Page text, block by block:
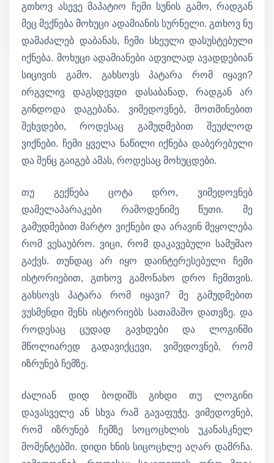
გთხოვ ასევე მაპატიო ჩემი სუნის გამო, რადგან
მეც მექნება მოხუცი ადამიანის სურნელი. გთხოვ ნუ
დამაძალებ დაბანას, ჩემი სხეული დასუსტებული
იქნება. მოხუცი ადამიანები ადვილად ავადდებიან
სიცივის გამო. გახსოვს პატარა რომ იყავი?
ირგვლივ დაგსდევდი დასაბანად, რადგან არ
გინდოდა დაგებანა. ვიმედოვნებ, მოთმინებით
შეხვდები, როდესაც გამუდმებით შეუძლოდ
ვიქნები. ჩემი ყველა ნაწილი იქნება დაბერებული
და შენც გაიგებ ამას, როდესაც მოხუცდები.
თუ გექნება ცოტა დრო, ვიმედოვნებ
დამელაპარაკები რამოდენიმე წუთი. მე
გამუდმებით მარტო ვიქნები და არავინ მეყოლება
რომ ვესაუბრო. ვიცი, რომ დაკავებული სამუშაო
გაქვს. თუნდაც არ იყო დაინტერესებული ჩემი
ისტორიებით, გთხოვ გამონახო დრო ჩემთვის.
გახსოვს პატარა რომ იყავი? მე გამუდმებით
ვუსმენდი შენს ისტორიებს სათამაშო დათვზე. და
როდესაც ცუდად გავხდები და ლოგინში
მწოლიარედ გადავიქცევი, ვიმედოვნებ, რომ
იზრუნებ ჩემზე.
ძალიან დიდ ბოდიშს გიხდი თუ ლოგინი
დავასველე ან სხვა რამ გავაფუჭე. ვიმედოვნებ,
რომ იზრუნებ ჩემზე სოცოცხლის უკანასკნელ
მომენტებში. დიდი ხნის სიცოცხლე აღარ დამრჩა.